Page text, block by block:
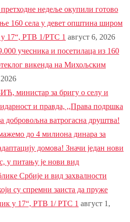
претходне недеље окупили готово
160 села у девет општина широм
17“, РТВ 1/РТС 1 август 6, 2026
учесника и посетилаца из 160
викенда на Михољским
за бригу о селу и
и правда, ,,Права подршка
добровољна ватрогасна друштва!
до 4 милиона динара за
домова! Значи један нови
у питању је нови вид
Србије и вид захвалности
су спремни заиста да пруже
у 17“, РТВ 1/ РТС 1 август 1,